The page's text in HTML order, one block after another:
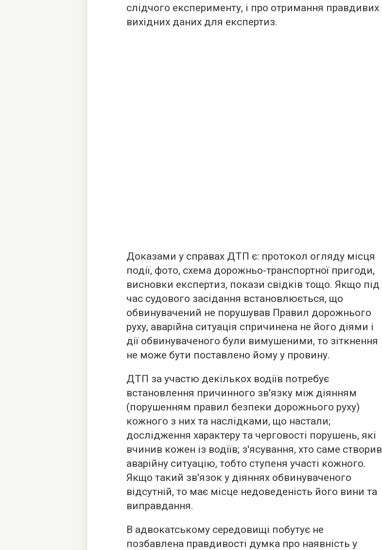
слідчого експерименту, і про отримання правдивих
вихідних даних для експертиз.
Доказами у справах ДТП є: протокол огляду місця
події, фото, схема дорожньо-транспортної пригоди,
висновки експертиз, покази свідків тощо. Якщо під
час судового засідання встановлюється, що
обвинувачений не порушував Правил дорожнього
руху, аварійна ситуація спричинена не його діями і
дії обвинуваченого були вимушеними, то зіткнення
не може бути поставлено йому у провину.
ДТП за участю декількох водіїв потребує
встановлення причинного зв'язку між діянням
(порушенням правил безпеки дорожнього руху)
кожного з них та наслідками, що настали;
дослідження характеру та черговості порушень, які
вчинив кожен із водіїв; з'ясування, хто саме створив
аварійну ситуацію, тобто ступеня участі кожного.
Якщо такий зв'язок у діяннях обвинуваченого
відсутній, то має місце недоведеність його вини та
виправдання.
В адвокатському середовищі побутує не
позбавлена правдивості думка про наявність у